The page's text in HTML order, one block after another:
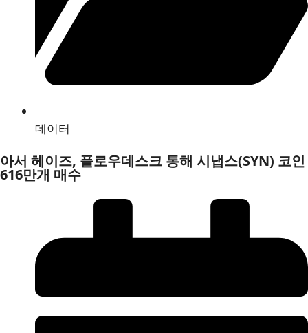
데이터
아서 헤이즈, 플로우데스크 통해 시냅스(SYN) 코인
616만개 매수